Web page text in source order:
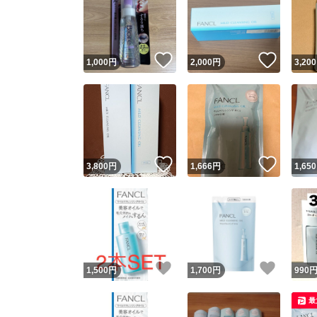
1,000円 いいね！
2,000円 いいね
3,200
3,800円 いいね！
1,666円 いいね
1,650
1,500円 いいね！
1,700 円 いいね
990円
最